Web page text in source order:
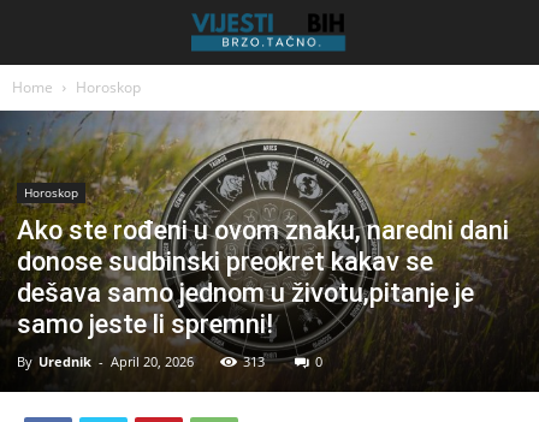
Home Horoskop
Horoskop
Ako ste rođeni u ovom znaku, naredni dani
donose sudbinski preokret kakav se
dešava samo jednom u životu,pitanje je
samo jeste li spremni!
By Urednik - April 20, 2026 313 0